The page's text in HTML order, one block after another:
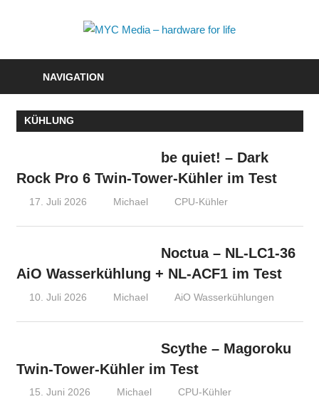
Media
–
for
life
NAVIGATION
KÜHLUNG
be quiet! – Dark
Rock Pro 6 Twin-Tower-Kühler im Test
17. Juli 2026 Michael CPU-Kühler
Noctua – NL-LC1-36
AiO Wasserkühlung + NL-ACF1 im Test
10. Juli 2026 Michael AiO Wasserkühlungen
Scythe – Magoroku
Twin-Tower-Kühler im Test
15. Juni 2026 Michael CPU-Kühler